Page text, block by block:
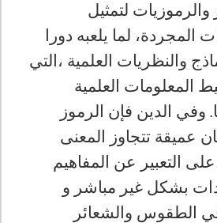
لتمثيل
المجردة، لما يلعبه دورا
والنظريات العلمية ،التي
المعلومات العلمية
. وفي الدين فإن الرموز
عميقة تتجاوز المعنى
التعبير عن المفاهيم
بشكل غير مباشر و
الطقوس والشعائر